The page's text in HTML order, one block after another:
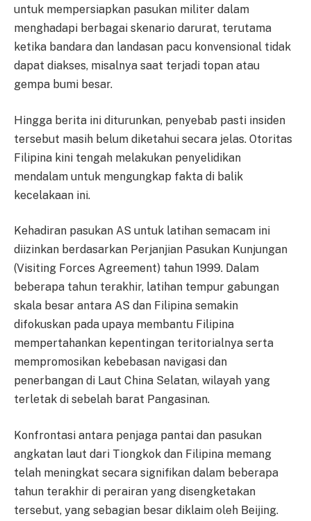
untuk mempersiapkan pasukan militer dalam
menghadapi berbagai skenario darurat, terutama
ketika bandara dan landasan pacu konvensional tidak
dapat diakses, misalnya saat terjadi topan atau
gempa bumi besar.
Hingga berita ini diturunkan, penyebab pasti insiden
tersebut masih belum diketahui secara jelas. Otoritas
Filipina kini tengah melakukan penyelidikan
mendalam untuk mengungkap fakta di balik
kecelakaan ini.
Kehadiran pasukan AS untuk latihan semacam ini
diizinkan berdasarkan Perjanjian Pasukan Kunjungan
(Visiting Forces Agreement) tahun 1999. Dalam
beberapa tahun terakhir, latihan tempur gabungan
skala besar antara AS dan Filipina semakin
difokuskan pada upaya membantu Filipina
mempertahankan kepentingan teritorialnya serta
mempromosikan kebebasan navigasi dan
penerbangan di Laut China Selatan, wilayah yang
terletak di sebelah barat Pangasinan.
Konfrontasi antara penjaga pantai dan pasukan
angkatan laut dari Tiongkok dan Filipina memang
telah meningkat secara signifikan dalam beberapa
tahun terakhir di perairan yang disengketakan
tersebut, yang sebagian besar diklaim oleh Beijing.